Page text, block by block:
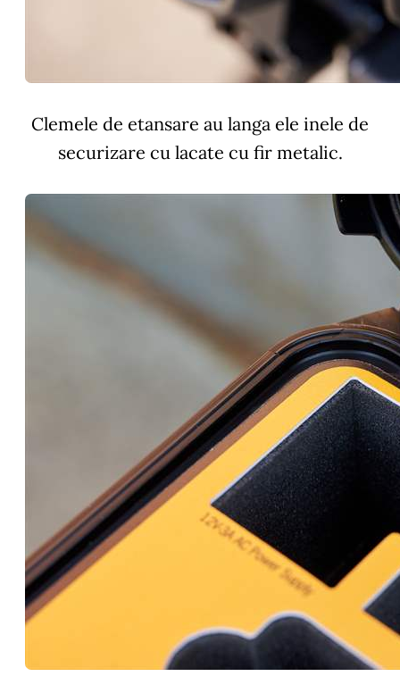
Clemele de etansare au langa ele inele de
securizare cu lacate cu fir metalic.